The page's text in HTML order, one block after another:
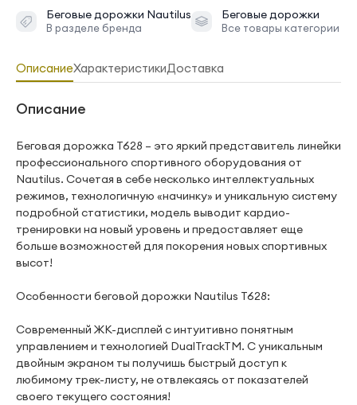
Беговые дорожки Nautilus
В разделе бренда
Беговые дорожки
Все товары категории
ОписаниеХарактеристикиДоставка
Описание
Беговая дорожка T628 – это яркий представитель линейки
профессионального спортивного оборудования от
Nautilus. Сочетая в себе несколько интеллектуальных
режимов, технологичную «начинку» и уникальную систему
подробной статистики, модель выводит кардио-
тренировки на новый уровень и предоставляет еще
больше возможностей для покорения новых спортивных
высот!
Особенности беговой дорожки Nautilus T628:
Современный ЖК-дисплей с интуитивно понятным
управлением и технологией DualTrackTM. С уникальным
двойным экраном ты получишь быстрый доступ к
любимому трек-листу, не отвлекаясь от показателей
своего текущего состояния!